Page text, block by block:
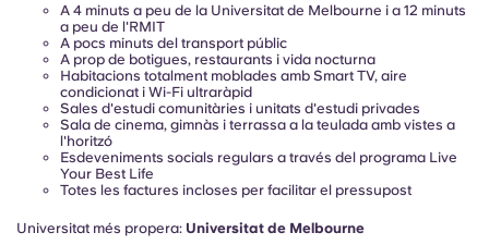
A 4 minuts a peu de la Universitat de Melbourne i a 12 minuts
a peu de l'RMIT
A pocs minuts del transport públic
A prop de botigues, restaurants i vida nocturna
Habitacions totalment moblades amb Smart TV, aire
condicionat i Wi-Fi ultraràpid
Sales d'estudi comunitàries i unitats d'estudi privades
Sala de cinema, gimnàs i terrassa a la teulada amb vistes a
l'horitzó
Esdeveniments socials regulars a través del programa Live
Your Best Life
Totes les factures incloses per facilitar el pressupost
Universitat més propera: Universitat de Melbourne